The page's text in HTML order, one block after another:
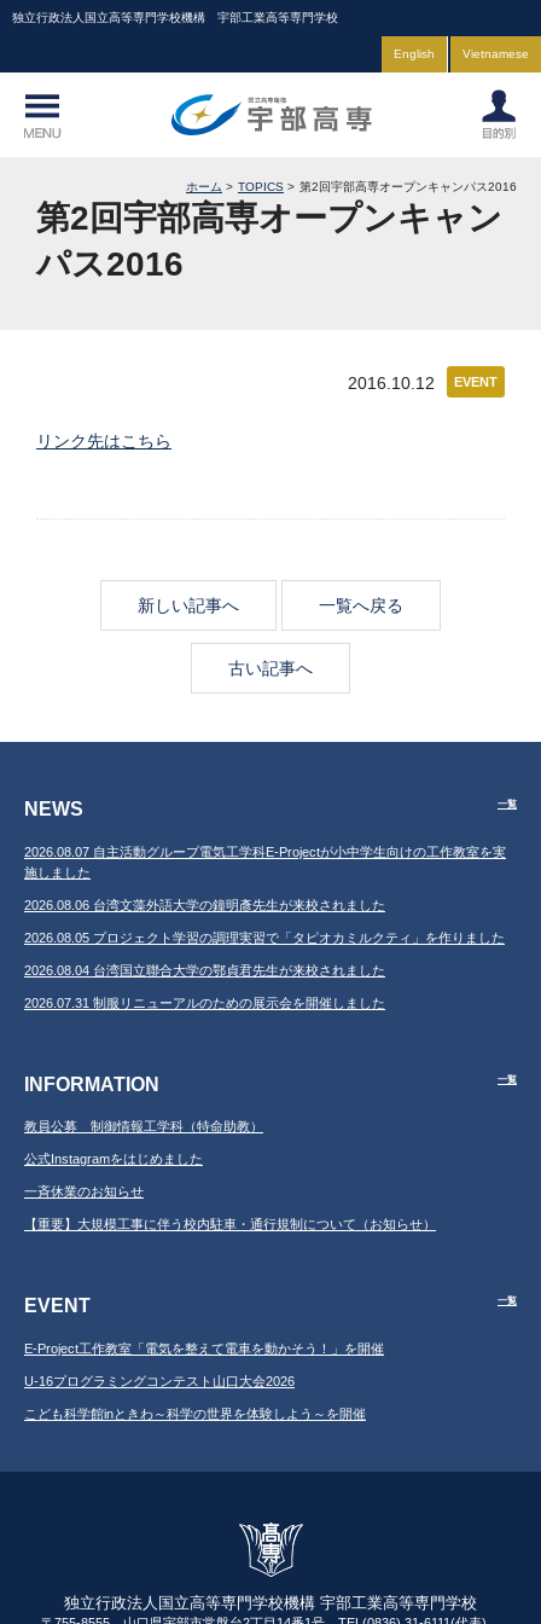
独立行政法人国立高等専門学校機構 宇部工業高等専門学校
English Vietnamese
ホーム TOPICS 第2回宇部高専オープンキャンパス2016
第2回宇部高専オープンキャン
パス2016
EVENT
2016.10.12
リンク先はこちら
新しい記事へ 一覧へ戻る
古い記事へ
NEWS 一覧
2026.08.07 自主活動グループ電気工学科E-Projectが小中学生向けの工作教室を実
施しました
2026.08.06 台湾文藻外語大学の鐘明彥先生が来校されました
2026.08.05 プロジェクト学習の調理実習で「タピオカミルクティ」を作りました
2026.08.04 台湾国立聯合大学の鄂貞君先生が来校されました
2026.07.31 制服リニューアルのための展示会を開催しました
INFORMATION 一覧
教員公募 制御情報工学科（特命助教）
公式Instagramをはじめました
一斉休業のお知らせ
【重要】大規模工事に伴う校内駐車・通行規制について（お知らせ）
EVENT 一覧
E-Project工作教室「電気を整えて電車を動かそう！」を開催
U-16プログラミングコンテスト山口大会2026
こども科学館inときわ～科学の世界を体験しよう～を開催
独立行政法人国立高等専門学校機構 宇部工業高等専門学校